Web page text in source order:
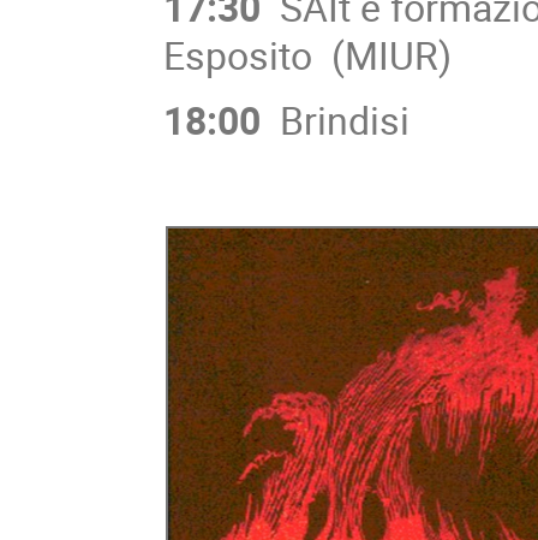
Esposito (MIUR)
18:00 Brindisi